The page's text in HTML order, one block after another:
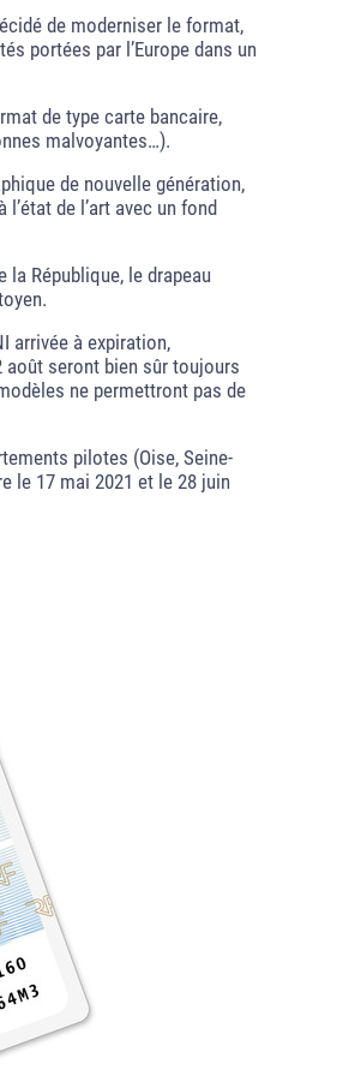
de moderniser le format,
portées par l’Europe dans un
de type carte bancaire,
malvoyantes…).
de nouvelle génération,
de l’art avec un fond
République, le drapeau
arrivée à expiration,
août seront bien sûr toujours
ne permettront pas de
pilotes (Oise, Seine-
le 17 mai 2021 et le 28 juin